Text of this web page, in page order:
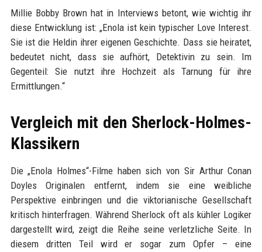
Millie Bobby Brown hat in Interviews betont, wie wichtig ihr
diese Entwicklung ist: „Enola ist kein typischer Love Interest.
Sie ist die Heldin ihrer eigenen Geschichte. Dass sie heiratet,
bedeutet nicht, dass sie aufhört, Detektivin zu sein. Im
Gegenteil: Sie nutzt ihre Hochzeit als Tarnung für ihre
Ermittlungen.“
Vergleich mit den Sherlock-Holmes-
Klassikern
Die „Enola Holmes“-Filme haben sich von Sir Arthur Conan
Doyles Originalen entfernt, indem sie eine weibliche
Perspektive einbringen und die viktorianische Gesellschaft
kritisch hinterfragen. Während Sherlock oft als kühler Logiker
dargestellt wird, zeigt die Reihe seine verletzliche Seite. In
diesem dritten Teil wird er sogar zum Opfer – eine